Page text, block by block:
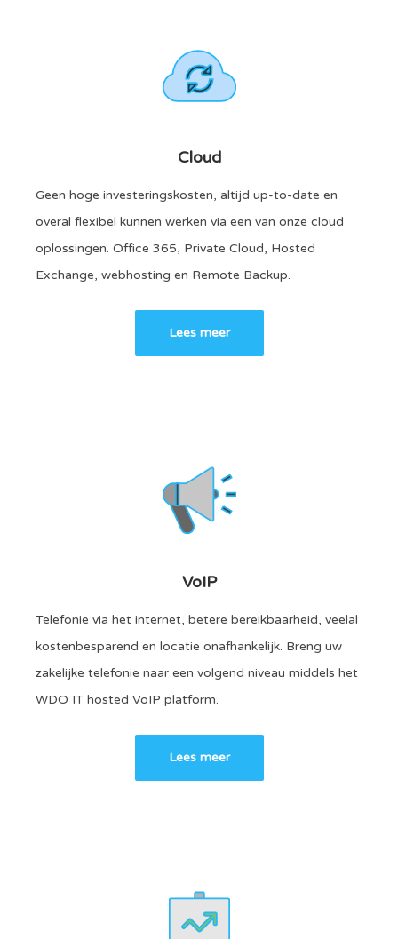
Cloud
Geen hoge investeringskosten, altijd up-to-date en
overal flexibel kunnen werken via een van onze cloud
oplossingen. Office 365, Private Cloud, Hosted
Exchange, webhosting en Remote Backup.
Lees meer
VoIP
Telefonie via het internet, betere bereikbaarheid, veelal
kostenbesparend en locatie onafhankelijk. Breng uw
zakelijke telefonie naar een volgend niveau middels het
WDO IT hosted VoIP platform.
Lees meer